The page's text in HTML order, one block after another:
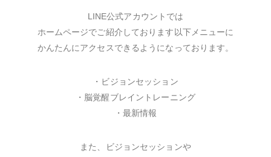
LINE公式アカウントでは
ホームページでご紹介しております以下メニューに
かんたんにアクセスできるようになっております。
・ビジョンセッション
・脳覚醒ブレイントレーニング
・最新情報
また、ビジョンセッションや